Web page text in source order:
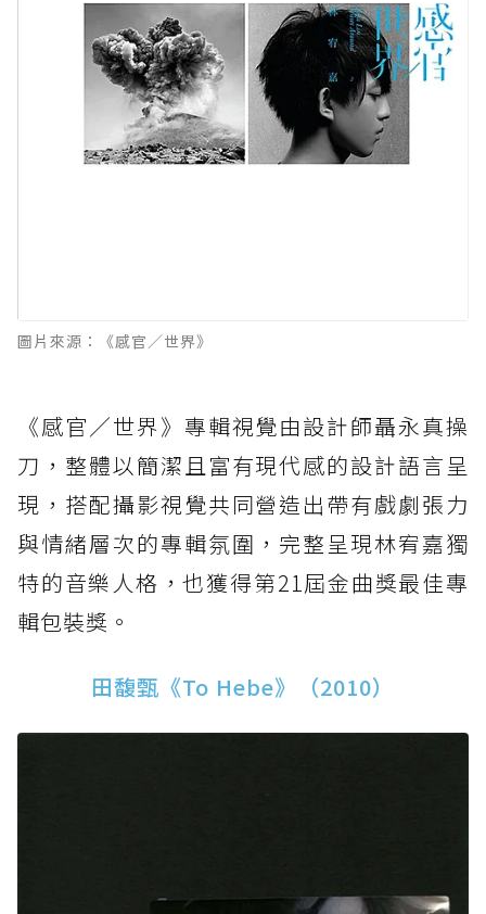
圖片來源：《感官／世界》
《感官／世界》專輯視覺由設計師聶永真操
刀，整體以簡潔且富有現代感的設計語言呈
現，搭配攝影視覺共同營造出帶有戲劇張力
與情緒層次的專輯氛圍，完整呈現林宥嘉獨
特的音樂人格，也獲得第21屆金曲獎最佳專
輯包裝獎。
田馥甄《To Hebe》（2010）